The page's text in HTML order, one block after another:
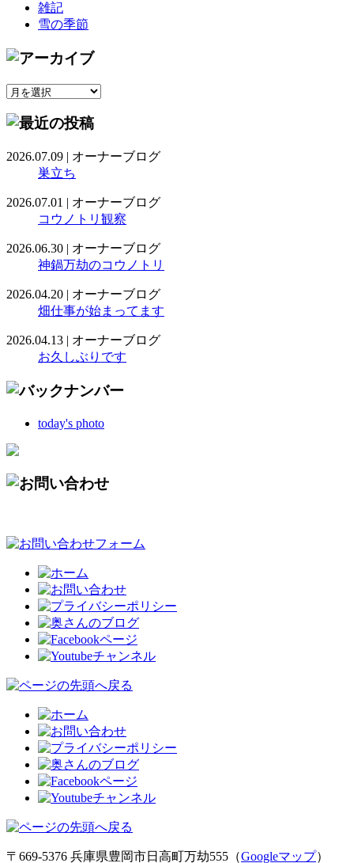
雑記
雪の季節
2026.07.09 | オーナーブログ
巣立ち
2026.07.01 | オーナーブログ
コウノトリ観察
2026.06.30 | オーナーブログ
神鍋万劫のコウノトリ
2026.04.20 | オーナーブログ
畑仕事が始まってます
2026.04.13 | オーナーブログ
お久しぶりです
today's photo
〒669-5376 兵庫県豊岡市日高町万劫555（Googleマップ）